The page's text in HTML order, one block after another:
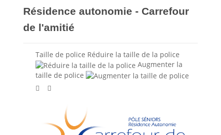
Résidence autonomie - Carrefour
de l'amitié
Taille de police Réduire la taille de la police
Augmenter la
taille de police